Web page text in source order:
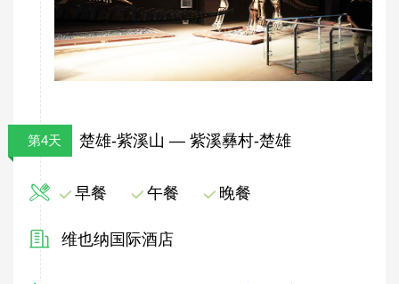
第4天 楚雄-紫溪山 — 紫溪彝村-楚雄
早餐 午餐 晚餐
维也纳国际酒店